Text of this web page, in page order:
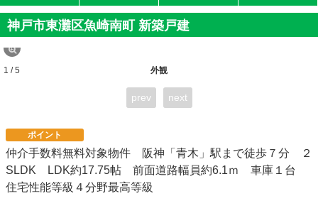
神戸市東灘区魚崎南町 新築戸建
外観
1 / 5
prev next
ポイント
仲介手数料無料対象物件 阪神「青木」駅まで徒歩７分 ２
SLDK LDK約17.75帖 前面道路幅員約6.1ｍ 車庫１台
住宅性能等級４分野最高等級